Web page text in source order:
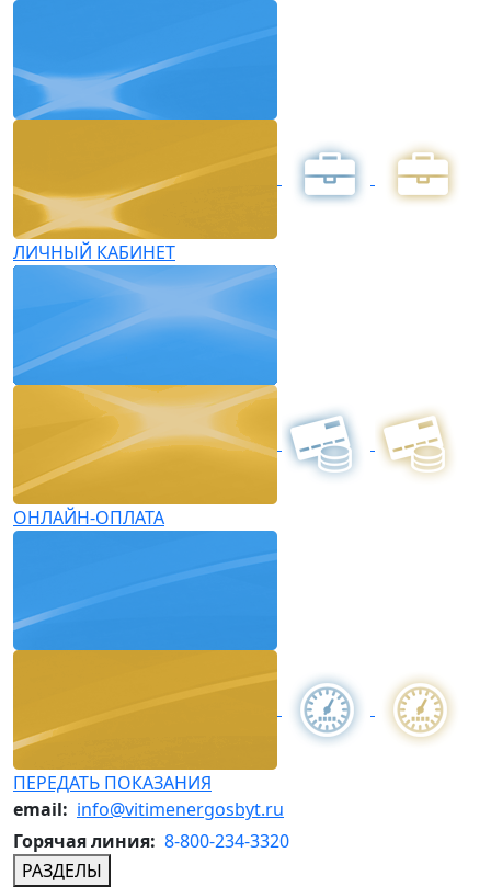
ЛИЧНЫЙ КАБИНЕТ
ОНЛАЙН-ОПЛАТА
ПЕРЕДАТЬ ПОКАЗАНИЯ
email: info@vitimenergosbyt.ru
Горячая линия: 8-800-234-3320
РАЗДЕЛЫ